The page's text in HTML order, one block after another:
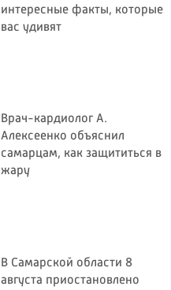
интересные факты, которые
вас удивят
Врач-кардиолог А.
Алексеенко объяснил
самарцам, как защититься в
жару
В Самарской области 8
августа приостановлено